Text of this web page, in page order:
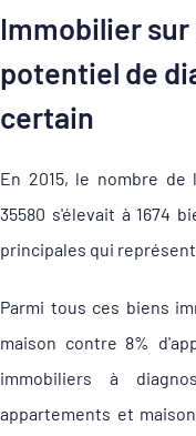
Immobilier sur
potentiel de
certain
En 2015, le nombre de
35580 s'élevait à 1674
principales qui
Parmi tous ces biens
maison contre 8%
immobiliers à
appartements et